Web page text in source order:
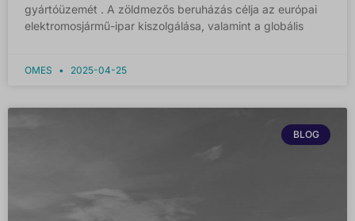
gyártóüzemét . A zöldmezős beruházás célja az európai
elektromosjármű-ipar kiszolgálása, valamint a globális
OMES 2025-04-25
BLOG